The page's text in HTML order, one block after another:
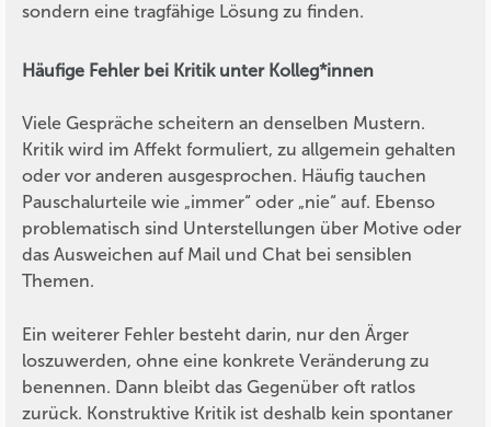
sondern eine tragfähige Lösung zu finden.
Häufige Fehler bei Kritik unter Kolleg*innen
Viele Gespräche scheitern an denselben Mustern.
Kritik wird im Affekt formuliert, zu allgemein gehalten
oder vor anderen ausgesprochen. Häufig tauchen
Pauschalurteile wie „immer“ oder „nie“ auf. Ebenso
problematisch sind Unterstellungen über Motive oder
das Ausweichen auf Mail und Chat bei sensiblen
Themen.
Ein weiterer Fehler besteht darin, nur den Ärger
loszuwerden, ohne eine konkrete Veränderung zu
benennen. Dann bleibt das Gegenüber oft ratlos
zurück. Konstruktive Kritik ist deshalb kein spontaner